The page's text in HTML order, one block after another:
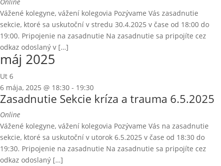
Online
Vážené kolegyne, vážení kolegovia Pozývame Vás zasadnutie
sekcie, ktoré sa uskutoční v stredu 30.4.2025 v čase od 18:00 do
19:00. Pripojenie na zasadnutie Na zasadnutie sa pripojíte cez
odkaz odoslaný v […]
máj 2025
Ut 6
6 mája, 2025 @ 18:30 - 19:30
Zasadnutie Sekcie kríza a trauma 6.5.2025
Online
Vážené kolegyne, vážení kolegovia Pozývame Vás na zasadnutie
sekcie, ktoré sa uskutoční v utorok 6.5.2025 v čase od 18:30 do
19:30. Pripojenie na zasadnutie Na zasadnutie sa pripojíte cez
odkaz odoslaný […]